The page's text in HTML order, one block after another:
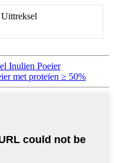
Inulien Poeier
met proteïen ≥ 50%